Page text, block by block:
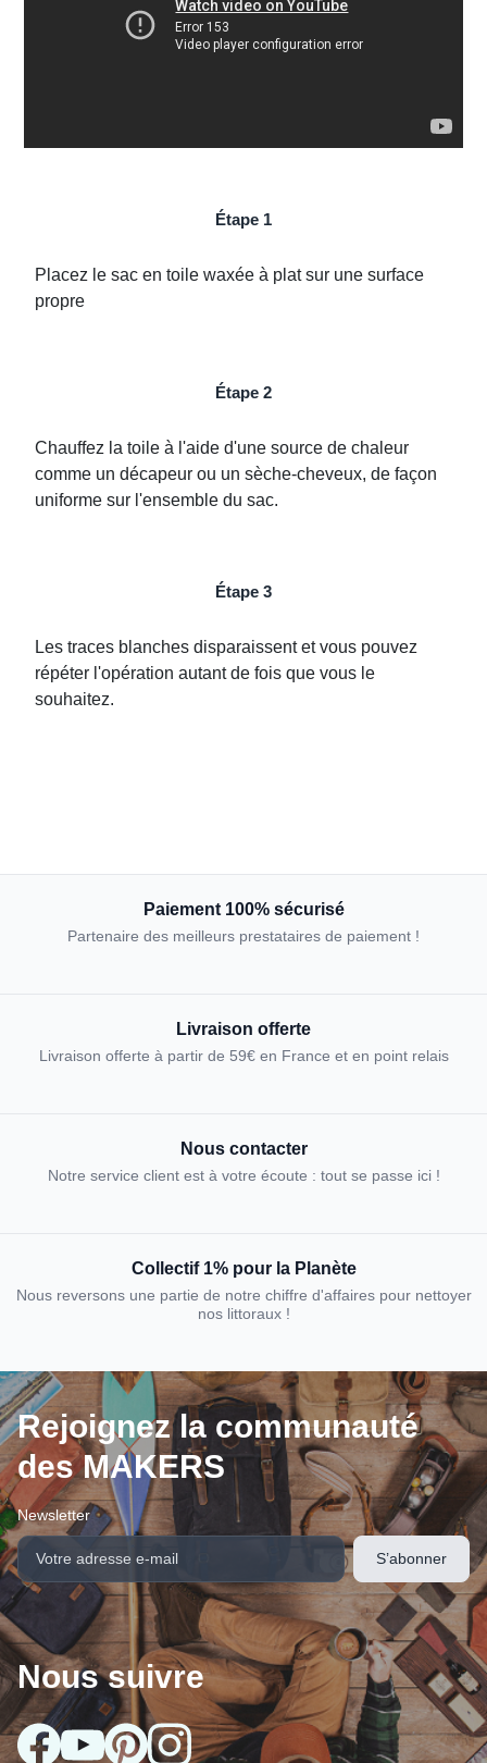
Étape 1
Placez le sac en toile waxée à plat sur une surface
propre
Étape 2
Chauffez la toile à l'aide d'une source de chaleur
comme un décapeur ou un sèche-cheveux, de façon
uniforme sur l'ensemble du sac.
Étape 3
Les traces blanches disparaissent et vous pouvez
répéter l'opération autant de fois que vous le
souhaitez.
Paiement 100% sécurisé
Partenaire des meilleurs prestataires de paiement !
Livraison offerte
Livraison offerte à partir de 59€ en France et en point relais
Nous contacter
Notre service client est à votre écoute : tout se passe ici !
Collectif 1% pour la Planète
Nous reversons une partie de notre chiffre d'affaires pour nettoyer
nos littoraux !
Rejoignez la communauté
des MAKERS
Newsletter
Nous suivre